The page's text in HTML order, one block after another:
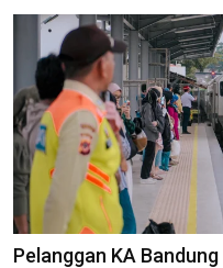
Pelanggan KA